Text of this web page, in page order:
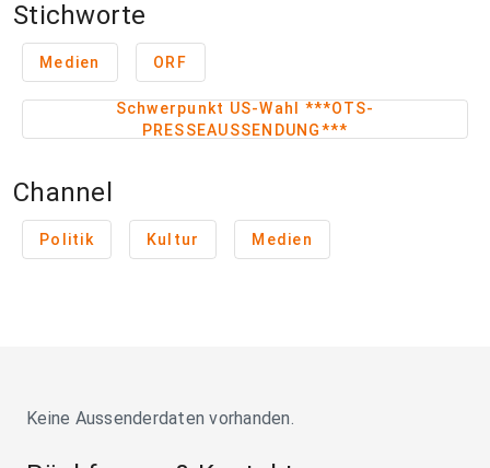
Stichworte
Medien ORF
Schwerpunkt US-Wahl ***OTS-
PRESSEAUSSENDUNG***
Channel
Politik Kultur Medien
Keine Aussenderdaten vorhanden.